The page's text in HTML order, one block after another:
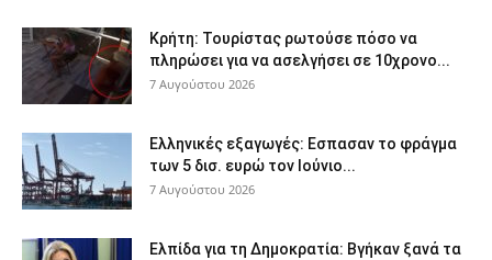
Κρήτη: Τουρίστας ρωτούσε πόσο να
πληρώσει για να ασελγήσει σε 10χρονο...
7 Αυγούστου 2026
Ελληνικές εξαγωγές: Εσπασαν το φράγμα
των 5 δισ. ευρώ τον Ιούνιο...
7 Αυγούστου 2026
Ελπίδα για τη Δημοκρατία: Βγήκαν ξανά τα